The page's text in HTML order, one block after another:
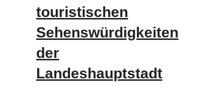
touristischen
Sehenswürdigkeiten
der
Landeshauptstadt